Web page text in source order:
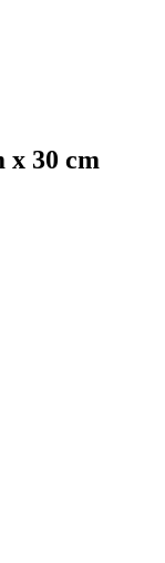
x 30 cm